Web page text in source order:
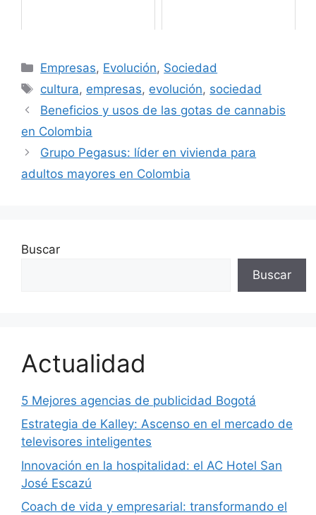
Categorías
Empresas, Evolución, Sociedad
Etiquetas
cultura, empresas, evolución, sociedad
Beneficios y usos de las gotas de cannabis
en Colombia
Grupo Pegasus: líder en vivienda para
adultos mayores en Colombia
Buscar
Buscar
Actualidad
5 Mejores agencias de publicidad Bogotá
Estrategia de Kalley: Ascenso en el mercado de
televisores inteligentes
Innovación en la hospitalidad: el AC Hotel San
José Escazú
Coach de vida y empresarial: transformando el